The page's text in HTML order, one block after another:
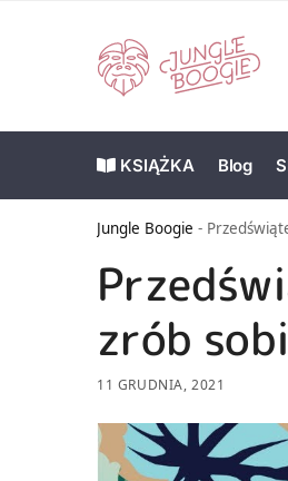
KSIĄŻKA Blog
Jungle Boogie -
zrób
11 GRUDNIA, 2021